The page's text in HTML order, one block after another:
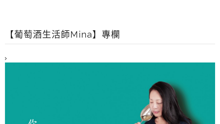
【葡萄酒生活師Mina】專欄